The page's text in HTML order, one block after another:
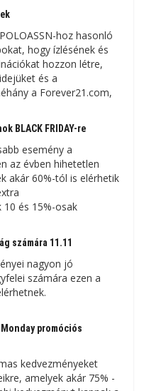
hoz hasonló
hogy ízlésének és
hozzon létre,
és a
a Forever21.com,
BLACK FRIDAY-re
esemény a
az évben hihetetlen
akár 60%-tól is elérhetik
és 15%-osak
számára 11.11
nagyon jó
számára ezen a
​​​​Monday promóciós
kedvezményeket
amelyek akár 75% -